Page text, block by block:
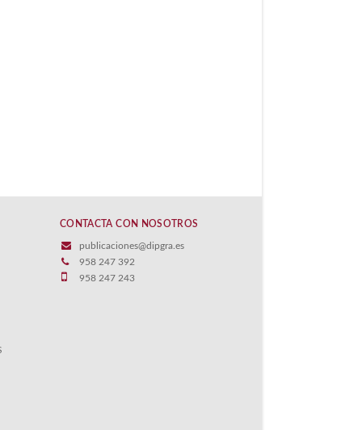
CONTACTA CON NOSOTROS
publicaciones@dipgra.es
958 247 392
958 247 243